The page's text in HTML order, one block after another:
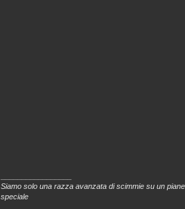
Siamo solo una razza avanzata di scimmie su un
speciale